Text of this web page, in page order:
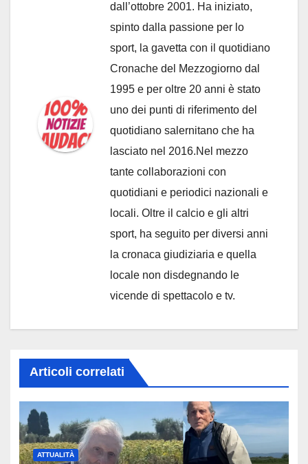
dall’ottobre 2001. Ha iniziato,
spinto dalla passione per lo
sport, la gavetta con il quotidiano
Cronache del Mezzogiorno dal
1995 e per oltre 20 anni è stato
uno dei punti di riferimento del
quotidiano salernitano che ha
lasciato nel 2016.Nel mezzo
tante collaborazioni con
quotidiani e periodici nazionali e
locali. Oltre il calcio e gli altri
sport, ha seguito per diversi anni
la cronaca giudiziaria e quella
locale non disdegnando le
vicende di spettacolo e tv.
Articoli correlati
ATTUALITÀ